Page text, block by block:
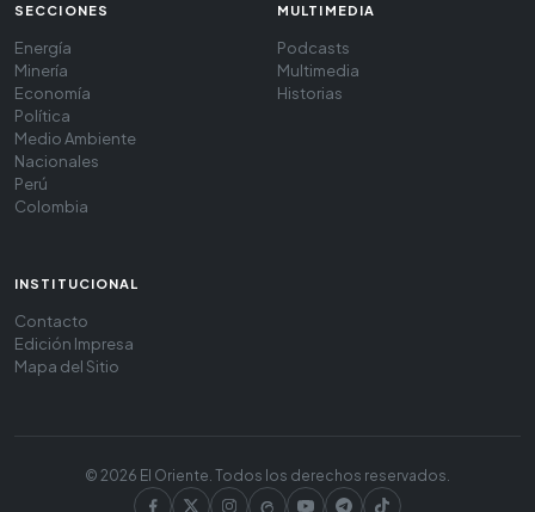
SECCIONES
Energía
Minería
Economía
Política
Medio Ambiente
Nacionales
Perú
Colombia
MULTIMEDIA
Podcasts
Multimedia
Historias
INSTITUCIONAL
Contacto
Edición Impresa
Mapa del Sitio
© 2026 El Oriente. Todos los derechos reservados.